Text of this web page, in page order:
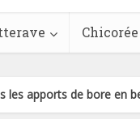
Chicorée
les apports de bore en